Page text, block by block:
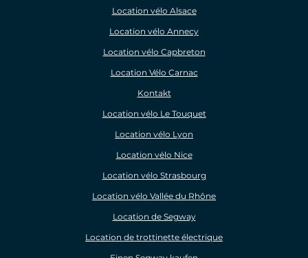
Location vélo Alsace
Location vélo Annecy
Location vélo Capbreton
Location Vélo Carnac
Kontakt
Location vélo Le Touquet
Location vélo Lyon
Location vélo Nice
Location vélo Strasbourg
Location vélo Vallée du Rhône
Location de Segway
Location de trottinette électrique